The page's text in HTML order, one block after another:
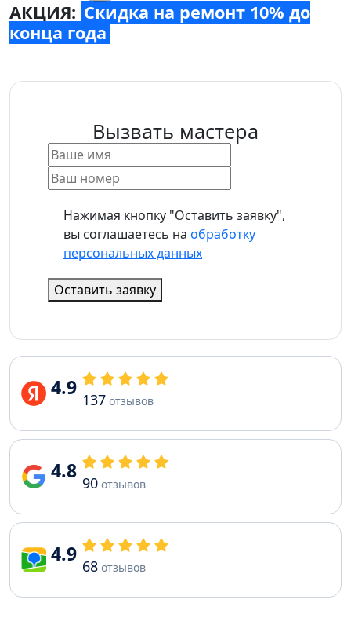
АКЦИЯ: Скидка на ремонт 10% до
конца года
Вызвать мастера
Нажимая кнопку "Оставить заявку",
вы соглашаетесь на обработку
персональных данных
Оставить заявку
4.9 137 отзывов
4.8 90 отзывов
4.9 68 отзывов